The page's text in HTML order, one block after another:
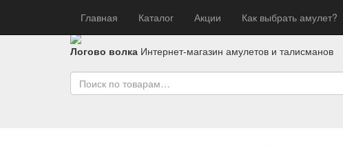
Главная Каталог Акции Как выбрать амулет?
Логово волка Интернет-магазин амулетов и талисманов